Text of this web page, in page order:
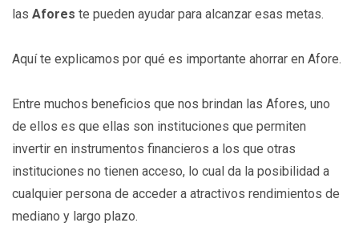
las Afores te pueden ayudar para alcanzar esas metas.
Aquí te explicamos por qué es importante ahorrar en Afore.
Entre muchos beneficios que nos brindan las Afores, uno
de ellos es que ellas son instituciones que permiten
invertir en instrumentos financieros a los que otras
instituciones no tienen acceso, lo cual da la posibilidad a
cualquier persona de acceder a atractivos rendimientos de
mediano y largo plazo.